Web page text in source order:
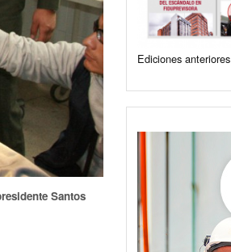
Santos
Ediciones anteriores